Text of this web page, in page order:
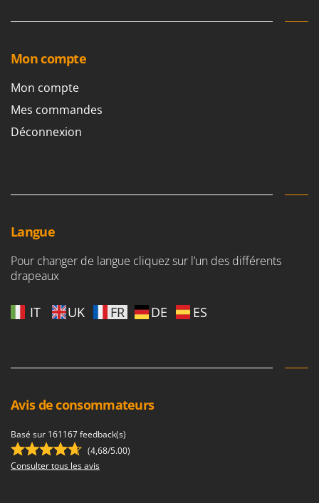
Ripartrak
River Systems
Robomow
Rossofuoco
S
S.T.P.
Santos
Schnitzer
Silky
Sirman
Skil
Smartwood
Mon compte
Mon compte
Mes commandes
Déconnexion
Langue
Pour changer de langue cliquez sur l’un des différents
drapeaux
IT UK FR DE ES
Avis de consommateurs
Basé sur 161167 feedback(s)
(4,68/5.00)
Consulter tous les avis